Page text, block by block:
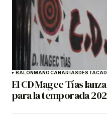
BALONMANOCANARIAS
El CD Magec Tías
para la temporada